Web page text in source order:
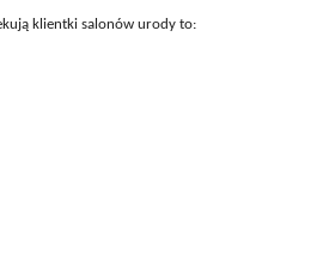
klientki salonów urody to: